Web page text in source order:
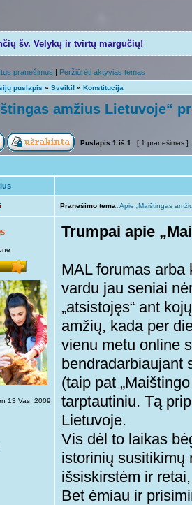
šv. Velykų ir tvirtų margučių!
pranešimus | Peržiūrėti aktyvias temas
puslapis » Sveiki! » Konstitucija
amžius Lietuvoje“
Puslapis 1 iš 1 [ 1 pranešimas ]
Pranešimo tema:Apie „Maištingas
13 Vas, 2009
Trumpai apie
MAL forumas arba
vardu jau seniai
„atsistojęs“ ant
amžių, kada per
vienu metu online
bendradarbiaujant
(taip pat
tarptautiniu. Tą
Lietuvoje.
Vis dėl to laikas
istorinių susitikimų
išsiskirstėm ir
Bet ėmiau ir